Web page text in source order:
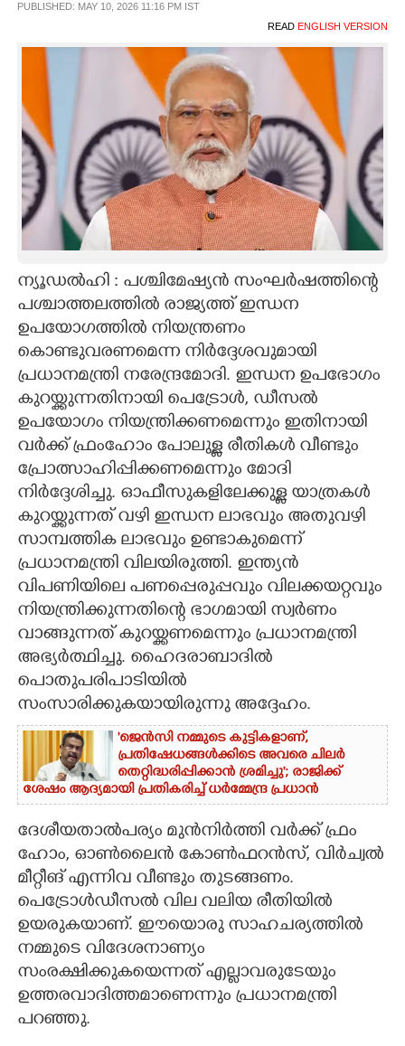
INFO+
ART
ASTRO
CARTOONS
LITERATURE
ZOOM
CONTACT US
PUBLISHED: MAY 10, 2026 11:16 PM IST
READ ENGLISH VERSION
ന്യൂഡൽഹി : പശ്ചിമേഷ്യൻ സംഘർഷത്തിന്റെ
പശ്ചാത്തലത്തിൽ രാജ്യത്ത് ഇന്ധന
ഉപയോഗത്തിൽ നിയന്ത്രണം
കൊണ്ടുവരണമെന്ന നിർദ്ദേശവുമായി
പ്രധാനമന്ത്രി നരേന്ദ്രമോദി. ഇന്ധന ഉപഭോഗം
കുറയ്ക്കുന്നതിനായി പെട്രോൾ,​ ഡീസൽ
ഉപയോഗം നിയന്ത്രിക്കണമെന്നും ഇതിനായി
വർക്ക് ഫ്രംഹോം പോലുള്ള രീതികൾ വീണ്ടും
പ്രോത്സാഹിപ്പിക്കണമെന്നും മോദി
നിർദ്ദേശിച്ചു. ഓഫീസുകളിലേക്കുള്ള യാത്രകൾ
കുറയ്ക്കുന്നത് വഴി ഇന്ധന ലാഭവും അതുവഴി
സാമ്പത്തിക ലാഭവും ഉണ്ടാകുമെന്ന്
പ്രധാനമന്ത്രി വിലയിരുത്തി. ഇന്ത്യൻ
വിപണിയിലെ പണപ്പെരുപ്പവും വിലക്കയറ്റവും
നിയന്ത്രിക്കുന്നതിന്റെ ഭാഗമായി സ്വർണം
വാങ്ങുന്നത് കുറയ്ക്കണമെന്നും പ്രധാനമന്ത്രി
അഭ്യർത്ഥിച്ചു. ഹൈദരാബാദിൽ
പൊതുപരിപാടിയിൽ
സംസാരിക്കുകയായിരുന്നു അദ്ദേഹം.
'ജെൻസി നമ്മുടെ കുട്ടികളാണ്,
പ്രതിഷേധങ്ങൾക്കിടെ അവരെ ചിലർ
തെറ്റിദ്ധരിപ്പിക്കാൻ ശ്രമിച്ചു'; രാജിക്ക്
ശേഷം ആദ്യമായി പ്രതികരിച്ച് ധർമ്മേന്ദ്ര പ്രധാൻ
ദേശീയതാൽപര്യം മുൻനിർത്തി വർക്ക് ഫ്രം
ഹോം, ഓൺലൈൻ കോൺഫറൻസ്, വിർച്വൽ
മീറ്റീങ് എന്നിവ വീണ്ടും തുടങ്ങണം.
പെട്രോൾഡീസൽ വില വലിയ രീതിയിൽ
ഉയരുകയാണ്. ഈയൊരു സാഹചര്യത്തിൽ
നമ്മുടെ വിദേശനാണ്യം
സംരക്ഷിക്കുകയെന്നത് എല്ലാവരുടേയും
ഉത്തരവാദിത്തമാണെന്നും പ്രധാനമന്ത്രി
പറഞ്ഞു.